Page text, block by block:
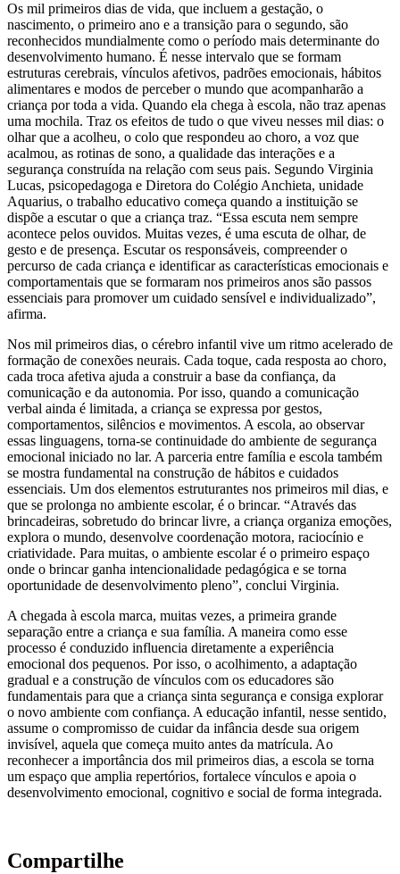
Os mil primeiros dias de vida, que incluem a gestação, o
nascimento, o primeiro ano e a transição para o segundo, são
reconhecidos mundialmente como o período mais determinante do
desenvolvimento humano. É nesse intervalo que se formam
estruturas cerebrais, vínculos afetivos, padrões emocionais, hábitos
alimentares e modos de perceber o mundo que acompanharão a
criança por toda a vida. Quando ela chega à escola, não traz apenas
uma mochila. Traz os efeitos de tudo o que viveu nesses mil dias: o
olhar que a acolheu, o colo que respondeu ao choro, a voz que
acalmou, as rotinas de sono, a qualidade das interações e a
segurança construída na relação com seus pais. Segundo Virginia
Lucas, psicopedagoga e Diretora do Colégio Anchieta, unidade
Aquarius, o trabalho educativo começa quando a instituição se
dispõe a escutar o que a criança traz. “Essa escuta nem sempre
acontece pelos ouvidos. Muitas vezes, é uma escuta de olhar, de
gesto e de presença. Escutar os responsáveis, compreender o
percurso de cada criança e identificar as características emocionais e
comportamentais que se formaram nos primeiros anos são passos
essenciais para promover um cuidado sensível e individualizado”,
afirma.
Nos mil primeiros dias, o cérebro infantil vive um ritmo acelerado de
formação de conexões neurais. Cada toque, cada resposta ao choro,
cada troca afetiva ajuda a construir a base da confiança, da
comunicação e da autonomia. Por isso, quando a comunicação
verbal ainda é limitada, a criança se expressa por gestos,
comportamentos, silêncios e movimentos. A escola, ao observar
essas linguagens, torna-se continuidade do ambiente de segurança
emocional iniciado no lar. A parceria entre família e escola também
se mostra fundamental na construção de hábitos e cuidados
essenciais. Um dos elementos estruturantes nos primeiros mil dias, e
que se prolonga no ambiente escolar, é o brincar. “Através das
brincadeiras, sobretudo do brincar livre, a criança organiza emoções,
explora o mundo, desenvolve coordenação motora, raciocínio e
criatividade. Para muitas, o ambiente escolar é o primeiro espaço
onde o brincar ganha intencionalidade pedagógica e se torna
oportunidade de desenvolvimento pleno”, conclui Virginia.
A chegada à escola marca, muitas vezes, a primeira grande
separação entre a criança e sua família. A maneira como esse
processo é conduzido influencia diretamente a experiência
emocional dos pequenos. Por isso, o acolhimento, a adaptação
gradual e a construção de vínculos com os educadores são
fundamentais para que a criança sinta segurança e consiga explorar
o novo ambiente com confiança. A educação infantil, nesse sentido,
assume o compromisso de cuidar da infância desde sua origem
invisível, aquela que começa muito antes da matrícula. Ao
reconhecer a importância dos mil primeiros dias, a escola se torna
um espaço que amplia repertórios, fortalece vínculos e apoia o
desenvolvimento emocional, cognitivo e social de forma integrada.
Compartilhe